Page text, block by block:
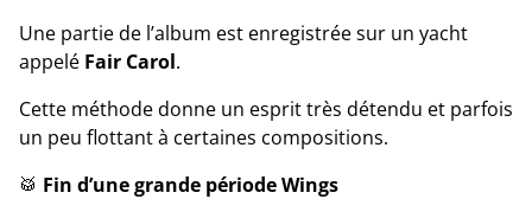
Une partie de l’album est enregistrée sur un yacht
appelé Fair Carol.
Cette méthode donne un esprit très détendu et parfois
un peu flottant à certaines compositions.
🥁 Fin d’une grande période Wings